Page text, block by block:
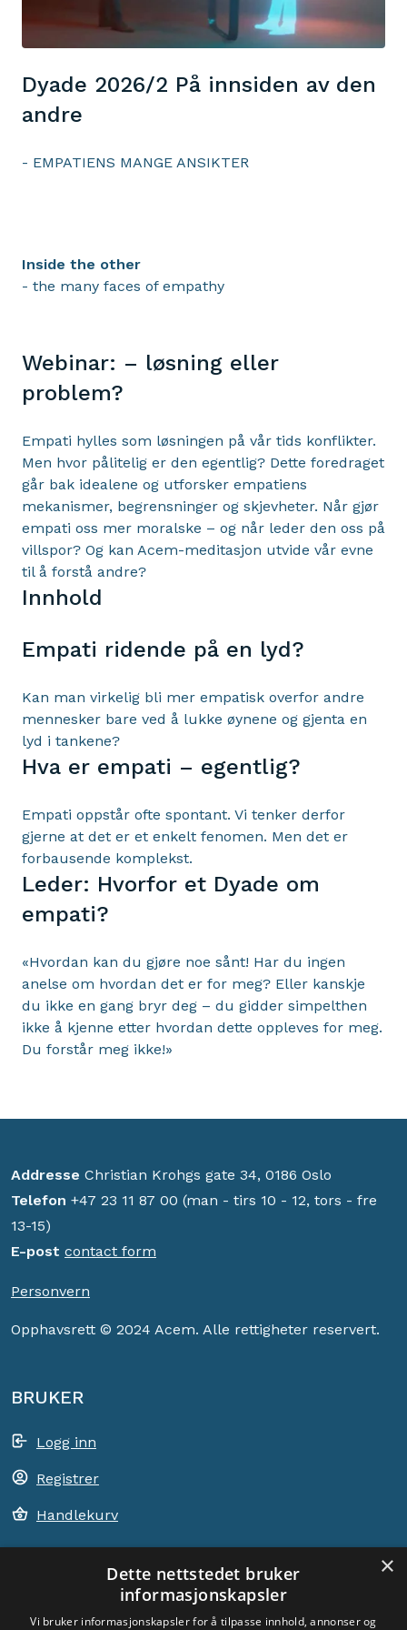
Dyade 2026/2 På innsiden av den
andre
- EMPATIENS MANGE ANSIKTER
Inside the other
- the many faces of empathy
Webinar: – løsning eller
problem?
Empati hylles som løsningen på vår tids konflikter.
Men hvor pålitelig er den egentlig? Dette foredraget
går bak idealene og utforsker empatiens
mekanismer, begrensninger og skjevheter. Når gjør
empati oss mer moralske – og når leder den oss på
villspor? Og kan Acem-meditasjon utvide vår evne
til å forstå andre?
Innhold
Empati ridende på en lyd?
Kan man virkelig bli mer empatisk overfor andre
mennesker bare ved å lukke øynene og gjenta en
lyd i tankene?
Hva er empati – egentlig?
Empati oppstår ofte spontant. Vi tenker derfor
gjerne at det er et enkelt fenomen. Men det er
forbausende komplekst.
Leder: Hvorfor et Dyade om
empati?
«Hvordan kan du gjøre noe sånt! Har du ingen
anelse om hvordan det er for meg? Eller kanskje
du ikke en gang bryr deg – du gidder simpelthen
ikke å kjenne etter hvordan dette oppleves for meg.
Du forstår meg ikke!»
Addresse Christian Krohgs gate 34, 0186 Oslo
Telefon +47 23 11 87 00 (man - tirs 10 - 12, tors - fre
13-15)
E-post contact form
Personvern
Opphavsrett © 2024 Acem. Alle rettigheter reservert.
BRUKER
Logg inn
Registrer
Handlekurv
ACEM VERDEN OVER
×
Dette nettstedet bruker
informasjonskapsler
Vi bruker informasjonskapsler for å tilpasse innhold, annonser og